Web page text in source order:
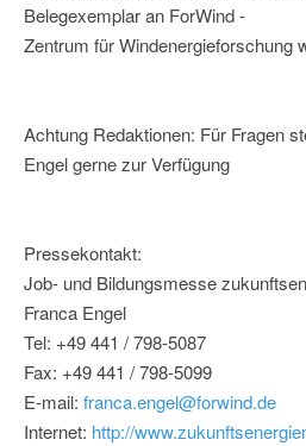
Belegexemplar an ForWind -
Zentrum für Windenergieforschung
Achtung Redaktionen: Für Fragen
Engel gerne zur Verfügung
Pressekontakt:
Job- und Bildungsmesse
Franca Engel
Tel: +49 441 / 798-5087
Fax: +49 441 / 798-5099
E-mail: franca.engel@forwind.de
Internet: http://